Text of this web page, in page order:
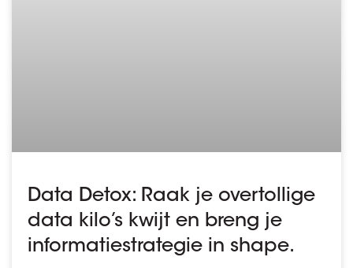
Data Detox: Raak je overtollige
data kilo’s kwijt en breng je
informatiestrategie in shape.